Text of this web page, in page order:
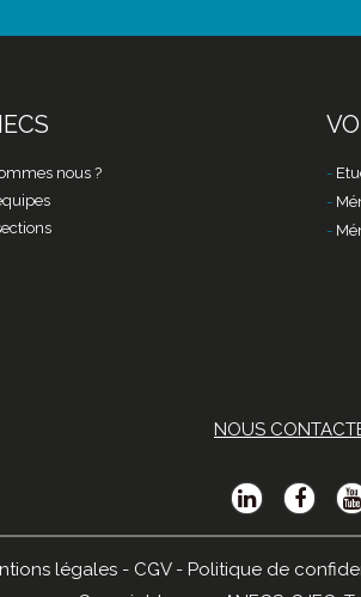
nous ?
NOUS
légales - CGV- Politique de